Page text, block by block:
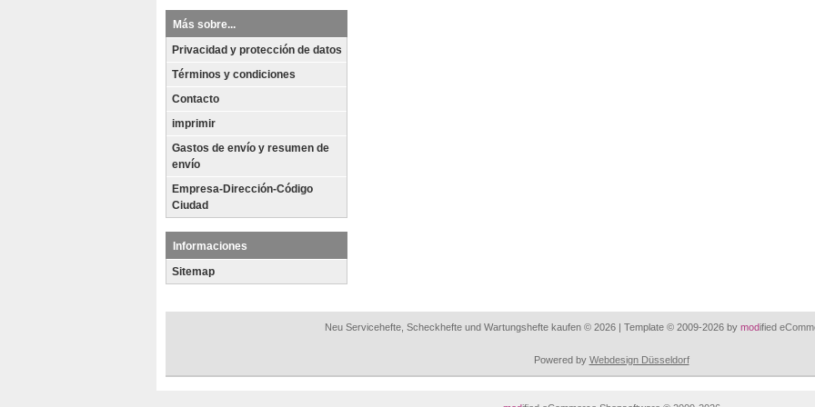
Más sobre...
Privacidad y protección de datos
Términos y condiciones
Contacto
imprimir
Gastos de envío y resumen de
envío
Empresa-Dirección-Código
Ciudad
Informaciones
Sitemap
Neu Servicehefte, Scheckhefte und Wartungshefte kaufen © 2026 | Template © 2009-2026 by modified
Powered by Webdesign Düsseldorf